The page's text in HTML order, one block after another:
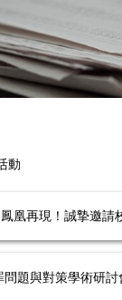
動
凰再現！誠摯邀請
問題與對策學術研